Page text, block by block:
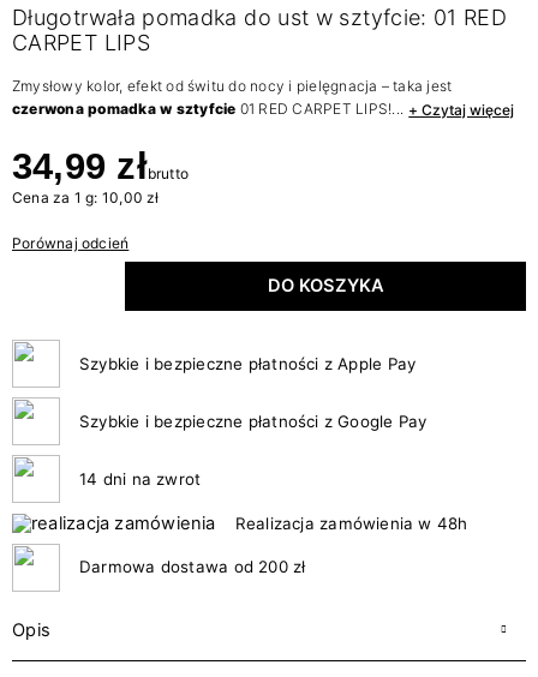
Długotrwała pomadka do ust w sztyfcie: 01 RED
CARPET LIPS
Zmysłowy kolor, efekt od świtu do nocy i pielęgnacja – taka jest
czerwona pomadka w sztyfcie 01 RED CARPET LIPS!... + Czytaj więcej
34,99 złbrutto
Cena za 1 g: 10,00 zł
Porównaj odcień
DO KOSZYKA
Szybkie i bezpieczne płatności z Apple Pay
Szybkie i bezpieczne płatności z Google Pay
14 dni na zwrot
Realizacja zamówienia w 48h
Darmowa dostawa od 200 zł
Opis